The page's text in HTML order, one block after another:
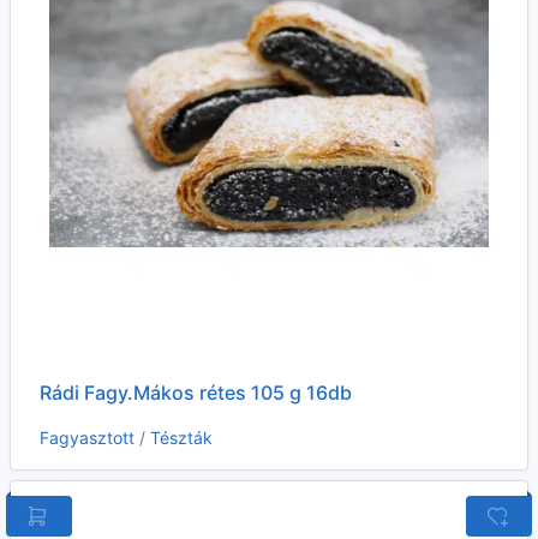
Rádi Fagy.Mákos rétes 105 g 16db
Fagyasztott / Tészták